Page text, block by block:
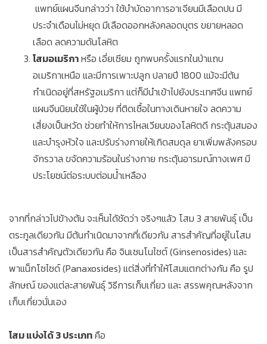
แพทย์แผนจีนกล่าวว่า ใช้บำบัดอาการอาเจียนมีเลือดปน มี
ประจำเดือนไม่หยุด มีเลือดออกหลังคลอดบุตร ขยายหลอด
เลือด ลดความดันโลหิต
โสมอเมริกาหรือ เอี่ยเซียม ถูกพบครั้งแรกในป่าแถบ
อเมริกาเหนือ และมีการเพาะปลูก ปลายปี 1800 แม้จะมีต้น
กำเนิดอยู่ที่สหรัฐอเมริกา แต่ก็มีนำเข้าไปยังประเทศจีน แพทย์
แผนจีนนิยมใช้ในผู้ป่วย ที่ติดเชื้อในทางเดินหายใจ ลดความ
เสี่ยงเป็นหวัด ช่วยทำให้การไหลเวียนของโลหิตดี กระตุ้นสมอง
และบำรุงหัวใจ และปรับร่างกายให้เกิดสมดุล ยาเพิ่มพลังครอบ
จักรวาล ขจัดความร้อนในร่างกาย กระตุ้นอารมณ์ทางเพศ มี
ประโยชน์ต่อระบบต่อมน้ำเหลือง
จากที่กล่าวไปข้างต้น จะเห็นได้ชัดว่า จริงๆแล้ว โสม 3 สายพันธุ์ เป็น
ตระกูลเดียวกัน มีต้นกำเนิดมาจากที่เดียวกัน สารสำคัญที่อยู่ในโสม
เป็นสารสำคัญตัวเดียวกัน คือ จินเซนโนไซต์ (Ginsenosides) และ
พาแน็กโซไซด์ (Panaxosides) แต่สิ่งที่ทำให้โสมแตกต่างกัน คือ รูป
ลักษณ์ ของแต่ละสายพันธุ์ วิธีการเก็บเกี่ยว และ สรรพคุณหลังจาก
เก็บเกี่ยวนั่นเอง
โสม แบ่งได้ 3 ประเภทคือ